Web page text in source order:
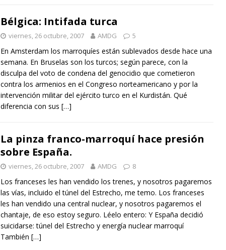
Bélgica: Intifada turca
viernes, 26 octubre, 2007 AMDG 5
En Amsterdam los marroquíes están sublevados desde hace una
semana. En Bruselas son los turcos; según parece, con la
disculpa del voto de condena del genocidio que cometieron
contra los armenios en el Congreso norteamericano y por la
intervención militar del ejército turco en el Kurdistán. Qué
diferencia con sus […]
La pinza franco-marroquí hace presión
sobre España.
viernes, 26 octubre, 2007 AMDG 8
Los franceses les han vendido los trenes, y nosotros pagaremos
las vías, incluido el túnel del Estrecho, me temo. Los franceses
les han vendido una central nuclear, y nosotros pagaremos el
chantaje, de eso estoy seguro. Léelo entero: Y España decidió
suicidarse: túnel del Estrecho y energía nuclear marroquí
También […]